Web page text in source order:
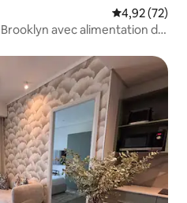
Évaluation
4,92 (72)
avec alimentation de